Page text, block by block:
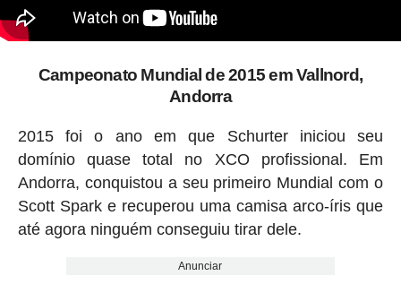
Campeonato Mundial de 2015 em Vallnord,
Andorra
2015 foi o ano em que Schurter iniciou seu
domínio quase total no XCO profissional. Em
Andorra, conquistou a seu primeiro Mundial com o
Scott Spark e recuperou uma camisa arco-íris que
até agora ninguém conseguiu tirar dele.
Anunciar